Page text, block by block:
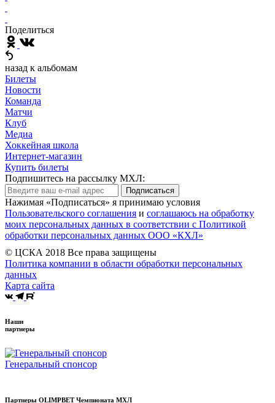
Поделиться
назад к альбомам
Билеты
Новости
Команда
Матчи
Клуб
Медиа
Хоккейная школа
Интернет-магазин
Купить билеты
Подпишитесь на рассылку МХЛ:
Подписаться
Нажимая «Подписаться» я принимаю условия
Пользовательского соглашения и соглашаюсь на обработку
моих персональных данных в соответствии с Политикой
обработки персональных данных ООО «КХЛ»
© ЦСКА 2018 Все права защищены
Политика компании в области обработки персональных
данных
Карта сайта
Наши
партнеры
Генеральный спонсор
Партнеры OLIMPBET Чемпионата МХЛ